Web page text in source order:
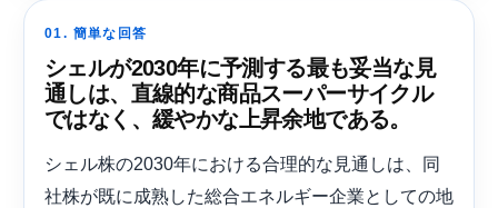
01. 簡単な回答
シェルが2030年に予測する最も妥当な見
通しは、直線的な商品スーパーサイクル
ではなく、緩やかな上昇余地である。
シェル株の2030年における合理的な見通しは、同
社株が既に成熟した総合エネルギー企業としての地